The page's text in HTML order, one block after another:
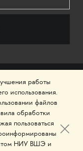
работы
использования.
файлов
обработки
пользоваться
НИУ ВШЭ и